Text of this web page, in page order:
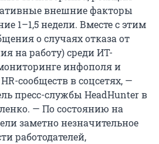
внешние факторы
1–1,5 недели. Вместе с этим
о случаях отказа от
на работу) среди ИТ-
инфополя и
сообществ в соцсетях, —
пресс-службы HeadHunter в
— По состоянию на
заметно незначительное
работодателей,